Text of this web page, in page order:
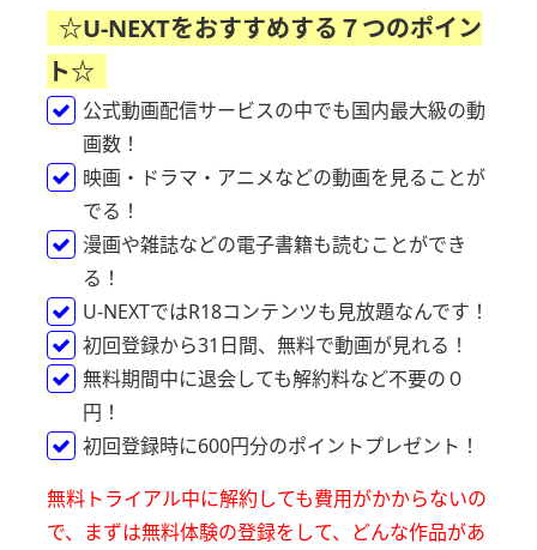
☆U-NEXTをおすすめする７つのポイン
ト☆
公式動画配信サービスの中でも国内最大級の動
画数！
映画・ドラマ・アニメなどの動画を見ることが
でる！
漫画や雑誌などの電子書籍も読むことができ
る！
U-NEXTではR18コンテンツも見放題なんです！
初回登録から31日間、無料で動画が見れる！
無料期間中に退会しても解約料など不要の０
円！
初回登録時に600円分のポイントプレゼント！
無料トライアル中に解約しても費用がかからないの
で、
まずは無料体験の登録をして、どんな作品があ